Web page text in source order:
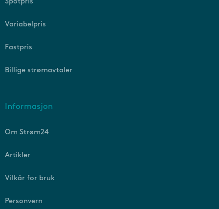
Spotpris
Variabelpris
Fastpris
Billige strømavtaler
Informasjon
Om Strøm24
Artikler
Vilkår for bruk
Personvern